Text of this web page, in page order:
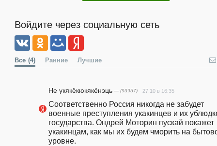
Войдите через социальную сеть
Все (4) Ранние Лучшие
Не укякёкюкякёнэць — (93957) 27.10 в 16:35
Соответственно Россия никогда не забудет
военные преступления укакинцев и их
государства. Ондрей Моторин пускай покажет
укакинцам, как мы их будем чморить на
уровне.